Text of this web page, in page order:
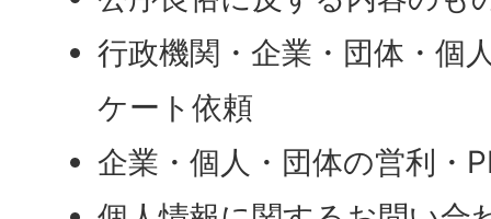
行政機関・企業・団体・個
ケート依頼
企業・個人・団体の営利・